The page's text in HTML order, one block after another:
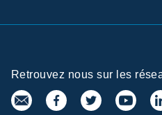
Retrouvez nous sur les